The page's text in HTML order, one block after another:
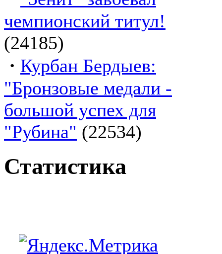
чемпионский титул!
(24185)
· Курбан Бердыев:
"Бронзовые медали -
большой успех для
"Рубина" (22534)
Статистика